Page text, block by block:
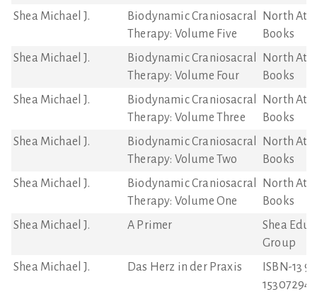
Shea Michael J.
Biodynamic Craniosacral
Therapy: Volume Five
North
Books
Shea Michael J.
Biodynamic Craniosacral
Therapy: Volume Four
North
Books
Shea Michael J.
Biodynamic Craniosacral
Therapy: Volume Three
North
Books
Shea Michael J.
Biodynamic Craniosacral
Therapy: Volume Two
North
Books
Shea Michael J.
Biodynamic Craniosacral
Therapy: Volume One
North
Books
Shea Michael J.
A Primer
Shea
Group
Shea Michael J.
Das Herz in der Praxis
ISBN-13